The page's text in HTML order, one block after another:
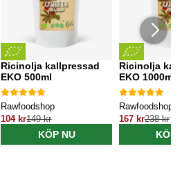
Ricinolja kallpressad
EKO 500ml
Rawfoodshop
104 kr149 kr
KÖP NU
Ricinolja
EKO 1000ml
Rawfoodshop
167 kr238 kr
KÖP